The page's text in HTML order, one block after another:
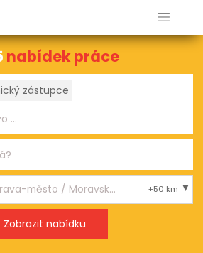
nabídek práce
zástupce
+50 km